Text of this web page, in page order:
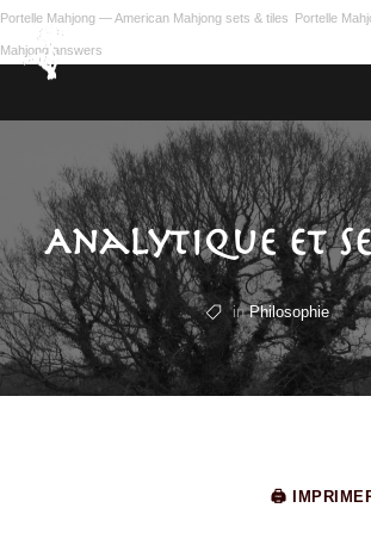
Portelle Mahjong — American Mahjong sets & tiles Portelle
Mahjong answers
Analytique ET
in Philosophie
🖨